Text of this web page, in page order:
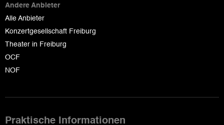
Andere Anbieter
Alle Anbieter
Konzertgesellschaft Freiburg
Theater in Freiburg
OCF
NOF
Praktische Informationen